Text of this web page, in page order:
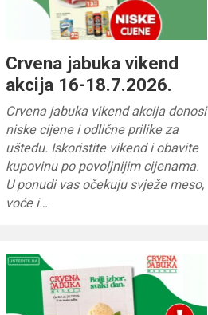
Crvena jabuka vikend
akcija 16-18.7.2026.
Crvena jabuka vikend akcija donosi
niske cijene i odlične prilike za
uštedu. Iskoristite vikend i obavite
kupovinu po povoljnijim cijenama.
U ponudi vas očekuju svježe meso,
voće i…